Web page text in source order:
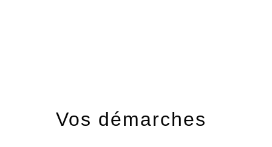
Vos démarches